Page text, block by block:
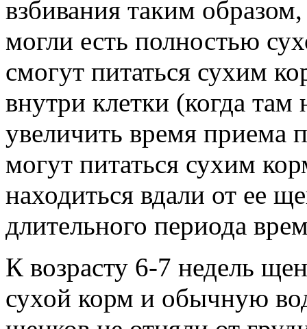
взбивания таким
могли есть полностью
смогут питаться сухим
внутри клетки (когда
увеличить время
могут питаться сухим
находиться вдали от ее
длительного периода
К возрасту 6-7 недель
сухой корм и обычную